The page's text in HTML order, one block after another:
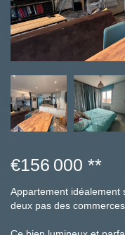
€156 000 **
Appartement idéalement
deux pas des